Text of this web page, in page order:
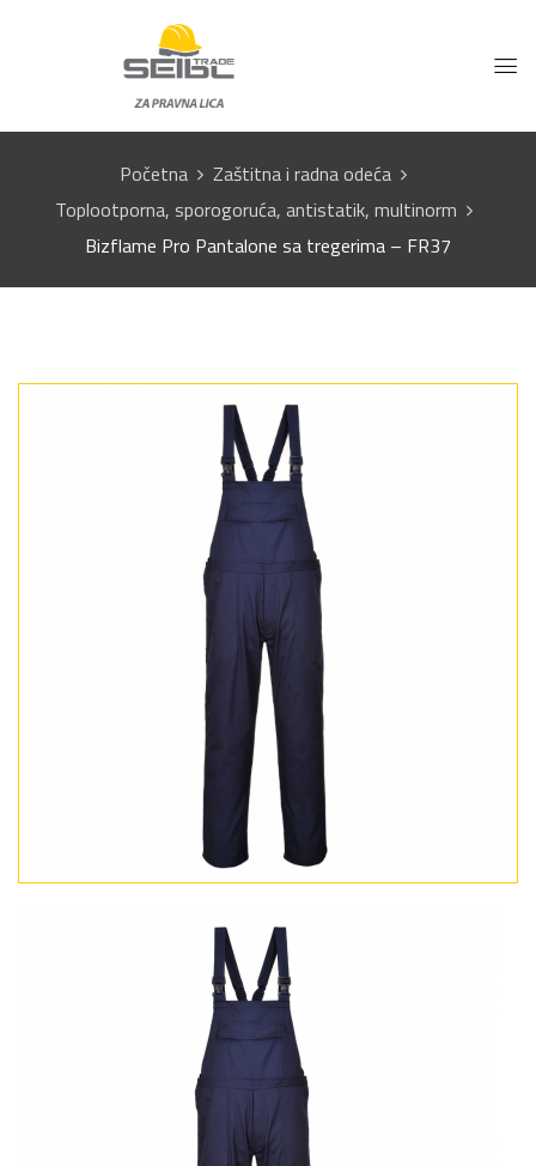
Početna
Zaštitna i radna odeća
Toplootporna, sporogoruća, antistatik, multinorm
Bizflame Pro Pantalone sa tregerima – FR37